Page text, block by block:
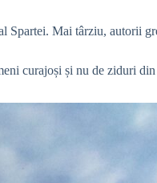
Spartei. Mai târziu, autorii
curajoși și nu de ziduri